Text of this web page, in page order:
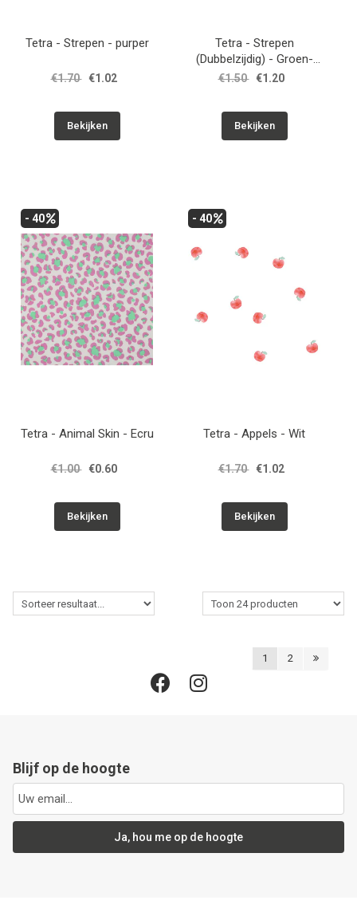
Tetra - Strepen - purper
€1.70 €1.02
Bekijken
Tetra - Strepen
(Dubbelzijdig) - Groen-
Kobalt
€1.50 €1.20
Bekijken
- 40
Tetra - Animal Skin - Ecru
€1.00 €0.60
Bekijken
- 40
Tetra - Appels - Wit
€1.70 €1.02
Bekijken
1 2
Blijf op de hoogte
Ja, hou me op de hoogte